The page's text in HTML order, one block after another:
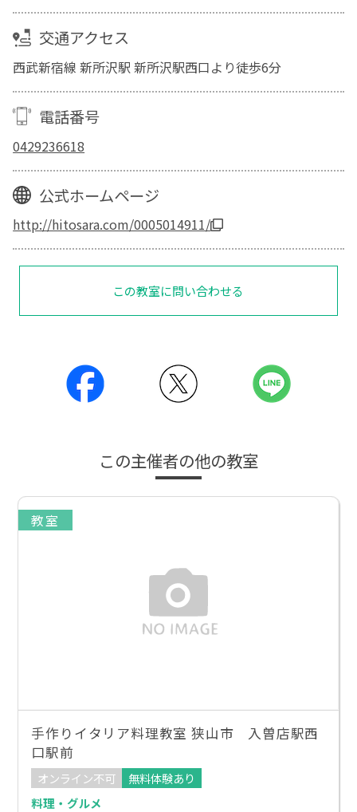
交通アクセス
西武新宿線 新所沢駅 新所沢駅西口より徒歩6分
電話番号
0429236618
公式ホームページ
http://hitosara.com/0005014911/
この教室に問い合わせる
この主催者の他の教室
教室
手作りイタリア料理教室 狭山市 入曽店駅西
口駅前
オンライン不可
無料体験あり
料理・グルメ